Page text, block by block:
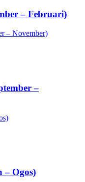
– Februari)
–
– Ogos)